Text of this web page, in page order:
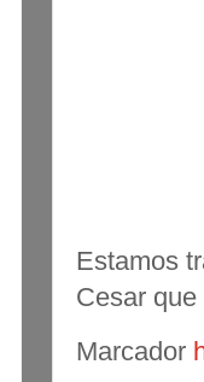
Estamos
Cesar
Marcador